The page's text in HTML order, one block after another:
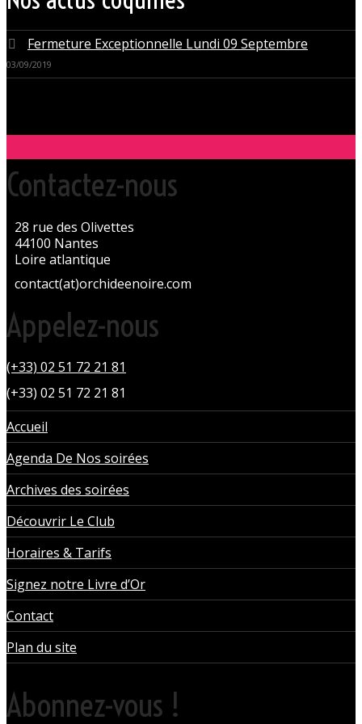
Fermeture Exceptionnelle Lundi 09 Septembre
03/09/2019
Contactez-nous
28 rue des Olivettes
44100 Nantes
Loire atlantique
contact(at)orchideenoire.com
Appelez-nous
(+33) 02 51 72 21 81
(+33) 02 51 72 21 81
Accueil
Agenda De Nos soirées
Archives des soirées
Découvrir Le Club
Horaires & Tarifs
Signez notre Livre d’Or
Contact
Plan du site
Abonnez-vous !